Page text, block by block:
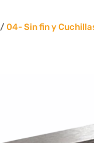
/04- Sin fin y